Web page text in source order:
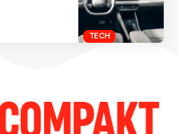
TECH